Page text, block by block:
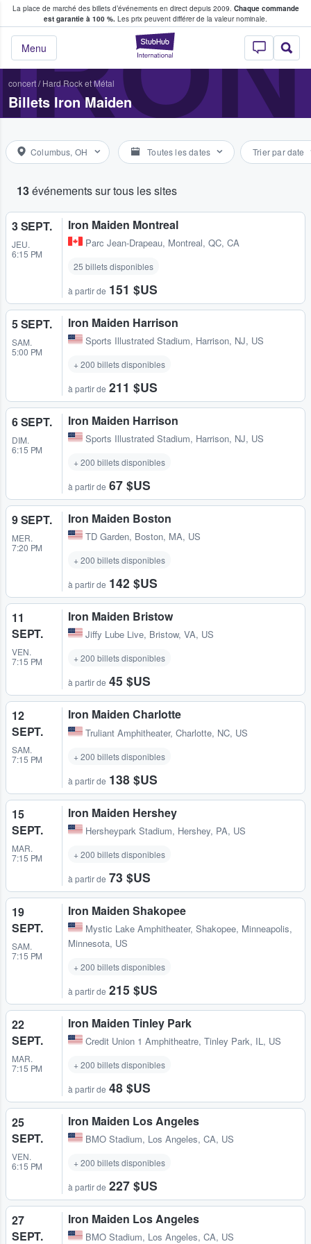
La place de marché des billets d’événements en direct depuis 2009. Chaque commande
est garantie à 100 %. Les prix peuvent différer de la valeur nominale.
StubHub - Où
Menu
fans achètent et vendent des billets
concert/ Hard Rock et Métal
Billets Iron Maiden
Columbus, OH Toutes les dates Trier par date
13événements sur tous les sites
3 SEPT.
JEU.
6:15 PM
Iron Maiden Montreal
Parc Jean-Drapeau, Montreal, QC, CA
25 billets disponibles
à partir de 151 $US
5 SEPT.
SAM.
5:00 PM
Iron Maiden Harrison
Sports Illustrated Stadium, Harrison, NJ, US
+ 200 billets disponibles
à partir de 211 $US
6 SEPT.
DIM.
6:15 PM
Iron Maiden Harrison
Sports Illustrated Stadium, Harrison, NJ, US
+ 200 billets disponibles
à partir de 67 $US
9 SEPT.
MER.
7:20 PM
Iron Maiden Boston
TD Garden, Boston, MA, US
+ 200 billets disponibles
à partir de 142 $US
11
SEPT.
VEN.
7:15 PM
Iron Maiden Bristow
Jiffy Lube Live, Bristow, VA, US
+ 200 billets disponibles
à partir de 45 $US
12
SEPT.
SAM.
7:15 PM
Iron Maiden Charlotte
Truliant Amphitheater, Charlotte, NC, US
+ 200 billets disponibles
à partir de 138 $US
15
SEPT.
MAR.
7:15 PM
Iron Maiden Hershey
Hersheypark Stadium, Hershey, PA, US
+ 200 billets disponibles
à partir de 73 $US
19
SEPT.
SAM.
7:15 PM
Iron Maiden Shakopee
Mystic Lake Amphitheater, Shakopee, Minneapolis,
Minnesota, US
+ 200 billets disponibles
à partir de 215 $US
22
SEPT.
MAR.
7:15 PM
Iron Maiden Tinley Park
Credit Union 1 Amphitheatre, Tinley Park, IL, US
+ 200 billets disponibles
à partir de 48 $US
25
SEPT.
VEN.
6:15 PM
Iron Maiden Los Angeles
BMO Stadium, Los Angeles, CA, US
+ 200 billets disponibles
à partir de 227 $US
27
SEPT.
Iron Maiden Los Angeles
BMO Stadium, Los Angeles, CA, US